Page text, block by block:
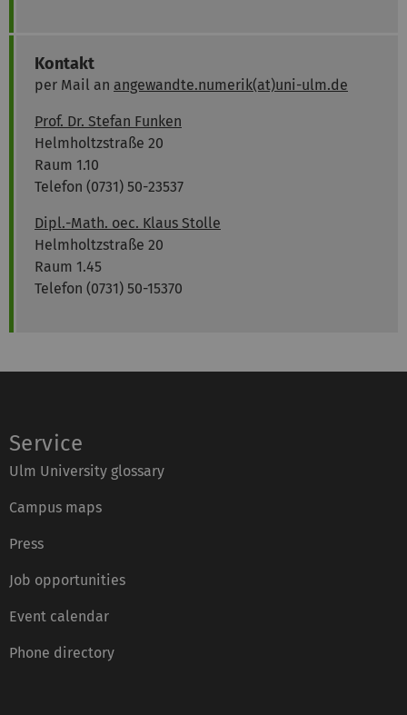
Kontakt
per Mail an angewandte.numerik(at)uni-ulm.de
Prof. Dr. Stefan Funken
Helmholtzstraße 20
Raum 1.10
Telefon (0731) 50-23537
Dipl.-Math. oec. Klaus Stolle
Helmholtzstraße 20
Raum 1.45
Telefon (0731) 50-15370
Service
Ulm University glossary
Campus maps
Press
Job opportunities
Event calendar
Phone directory